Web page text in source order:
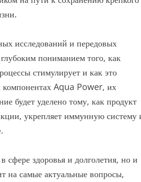
исследований и передовых
пониманием того, как
стимулирует и как это
компонентах Aqua Power, их
будет уделено тому, как продукт
укрепляет иммунную систему
сфере здоровья и долголетия, но и
на самые актуальные вопросы,